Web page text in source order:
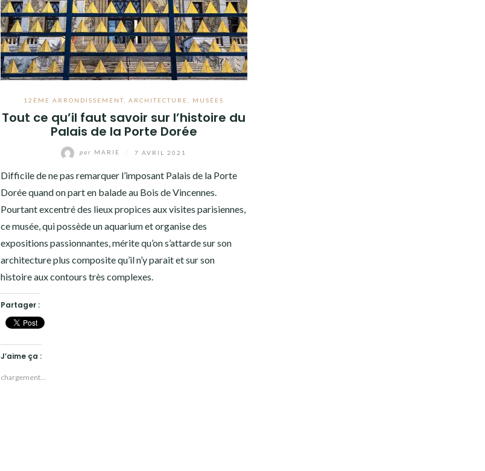
12ÈME ARRONDISSEMENT ,ARCHITECTURE MUSÉES
Tout ce qu’il faut savoir sur l’histoire du
Palais de la Porte Dorée
par MARIE 7 AVRIL 2021
Difficile de ne pas remarquer l’imposant Palais de la Porte
Dorée quand on part en balade au Bois de Vincennes.
Pourtant excentré des lieux propices aux visites parisiennes,
ce musée, qui possède un aquarium et organise des
expositions passionnantes, mérite qu’on s’attarde sur son
architecture plus composite qu’il n’y parait et sur son
histoire aux contours très complexes.
Partager :
J’aime ça :
chargement…